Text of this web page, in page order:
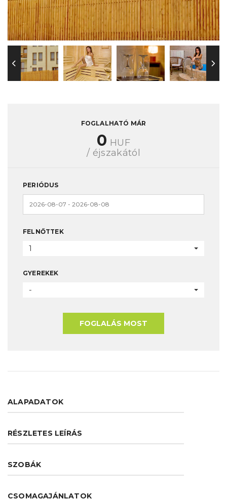
FOGLALHATÓ MÁR
0 HUF
/ éjszakától
PERIÓDUS
FELNŐTTEK
1
GYEREKEK
-
FOGLALÁS MOST
ALAPADATOK
RÉSZLETES LEÍRÁS
SZOBÁK
CSOMAGAJÁNLATOK